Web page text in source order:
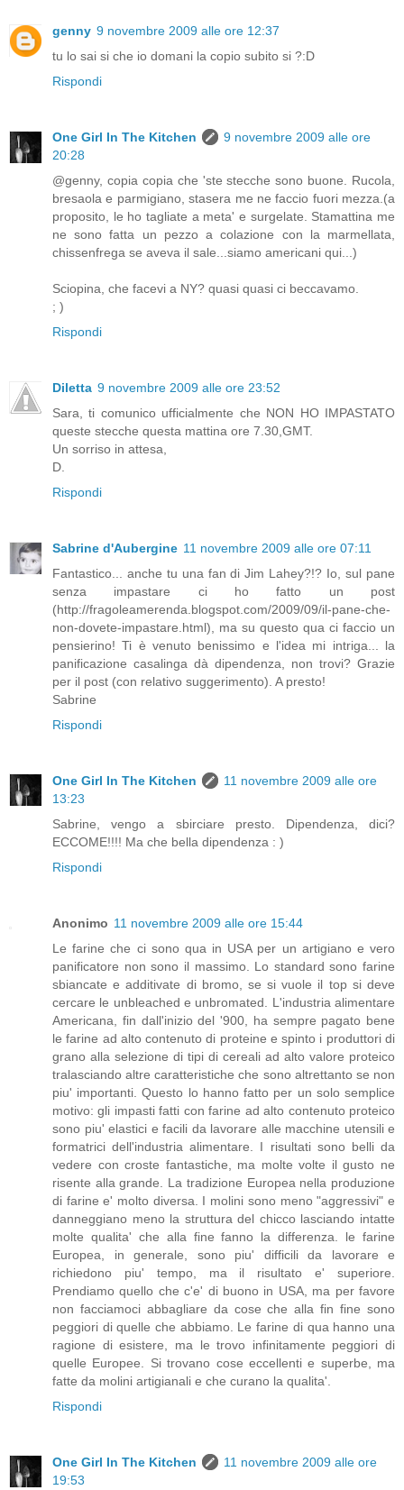
genny 9 novembre 2009 alle ore 12:37
tu lo sai si che io domani la copio subito si ?:D
Rispondi
One Girl In The Kitchen
9 novembre 2009 alle ore
20:28
@genny, copia copia che 'ste stecche sono buone. Rucola,
bresaola e parmigiano, stasera me ne faccio fuori mezza.(a
proposito, le ho tagliate a meta' e surgelate. Stamattina me
ne sono fatta un pezzo a colazione con la marmellata,
chissenfrega se aveva il sale...siamo americani qui...)
Sciopina, che facevi a NY? quasi quasi ci beccavamo.
; )
Rispondi
Diletta 9 novembre 2009 alle ore 23:52
Sara, ti comunico ufficialmente che NON HO IMPASTATO
queste stecche questa mattina ore 7.30,GMT.
Un sorriso in attesa,
D.
Rispondi
Sabrine d'Aubergine 11 novembre 2009 alle ore 07:11
Fantastico... anche tu una fan di Jim Lahey?!? Io, sul pane
senza impastare ci ho fatto un post
(http://fragoleamerenda.blogspot.com/2009/09/il-pane-che-
non-dovete-impastare.html), ma su questo qua ci faccio un
pensierino! Ti è venuto benissimo e l'idea mi intriga... la
panificazione casalinga dà dipendenza, non trovi? Grazie
per il post (con relativo suggerimento). A presto!
Sabrine
Rispondi
One Girl In The Kitchen
11 novembre 2009 alle ore
13:23
Sabrine, vengo a sbirciare presto. Dipendenza, dici?
ECCOME!!!! Ma che bella dipendenza : )
Rispondi
Anonimo 11 novembre 2009 alle ore 15:44
Le farine che ci sono qua in USA per un artigiano e vero
panificatore non sono il massimo. Lo standard sono farine
sbiancate e additivate di bromo, se si vuole il top si deve
cercare le unbleached e unbromated. L'industria alimentare
Americana, fin dall'inizio del '900, ha sempre pagato bene
le farine ad alto contenuto di proteine e spinto i produttori di
grano alla selezione di tipi di cereali ad alto valore proteico
tralasciando altre caratteristiche che sono altrettanto se non
piu' importanti. Questo lo hanno fatto per un solo semplice
motivo: gli impasti fatti con farine ad alto contenuto proteico
sono piu' elastici e facili da lavorare alle macchine utensili e
formatrici dell'industria alimentare. I risultati sono belli da
vedere con croste fantastiche, ma molte volte il gusto ne
risente alla grande. La tradizione Europea nella produzione
di farine e' molto diversa. I molini sono meno "aggressivi" e
danneggiano meno la struttura del chicco lasciando intatte
molte qualita' che alla fine fanno la differenza. le farine
Europea, in generale, sono piu' difficili da lavorare e
richiedono piu' tempo, ma il risultato e' superiore.
Prendiamo quello che c'e' di buono in USA, ma per favore
non facciamoci abbagliare da cose che alla fin fine sono
peggiori di quelle che abbiamo. Le farine di qua hanno una
ragione di esistere, ma le trovo infinitamente peggiori di
quelle Europee. Si trovano cose eccellenti e superbe, ma
fatte da molini artigianali e che curano la qualita'.
Rispondi
One Girl In The Kitchen
11 novembre 2009 alle ore
19:53